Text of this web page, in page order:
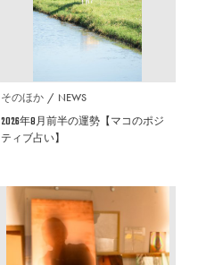
そのほか NEWS
2026年8月前半の運勢【マコのポジ
ティブ占い】